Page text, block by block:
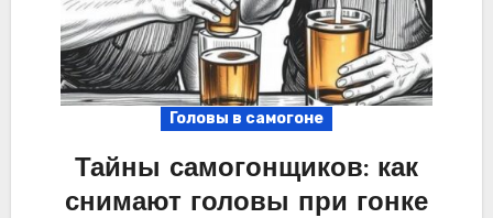
Головы в самогоне
Тайны самогонщиков: как
снимают головы при гонке